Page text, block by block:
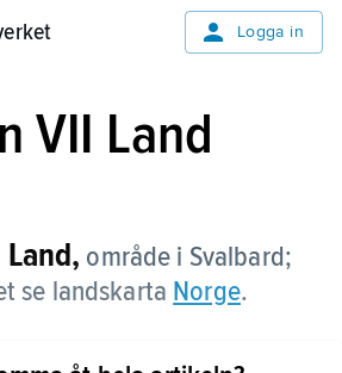
Logga in
VII Land
Land, område i Svalbard;
se landskarta Norge.